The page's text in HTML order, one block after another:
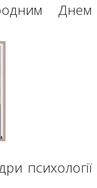
Днем
психології